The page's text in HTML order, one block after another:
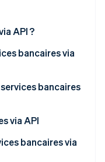
l’infrastructure
API ?
bancaires via
bancaires
via API
bancaires via